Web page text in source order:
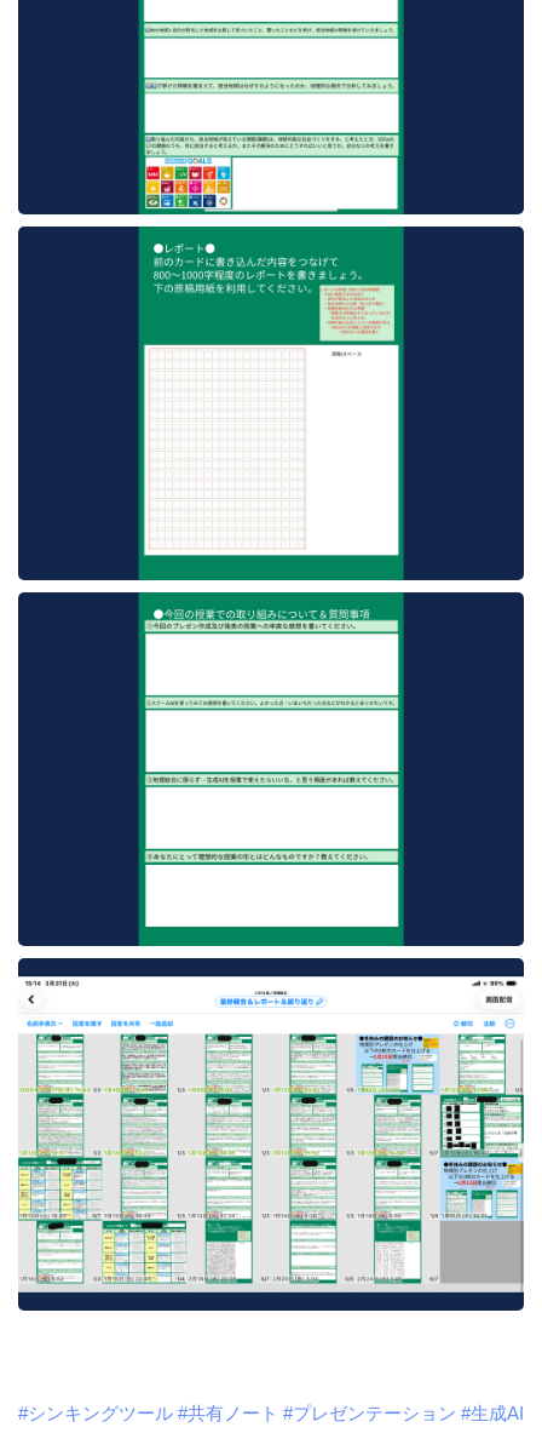
#シンキングツール #共有ノート #プレゼンテーション #生成AI